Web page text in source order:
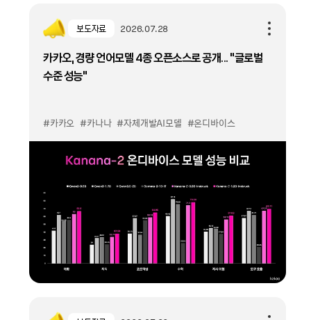
보도자료 2026.07.28
카카오, 경량 언어모델 4종 오픈소스로 공개... “글로벌
수준 성능”
#카카오 #카나나 #자체개발AI모델 #온디바이스